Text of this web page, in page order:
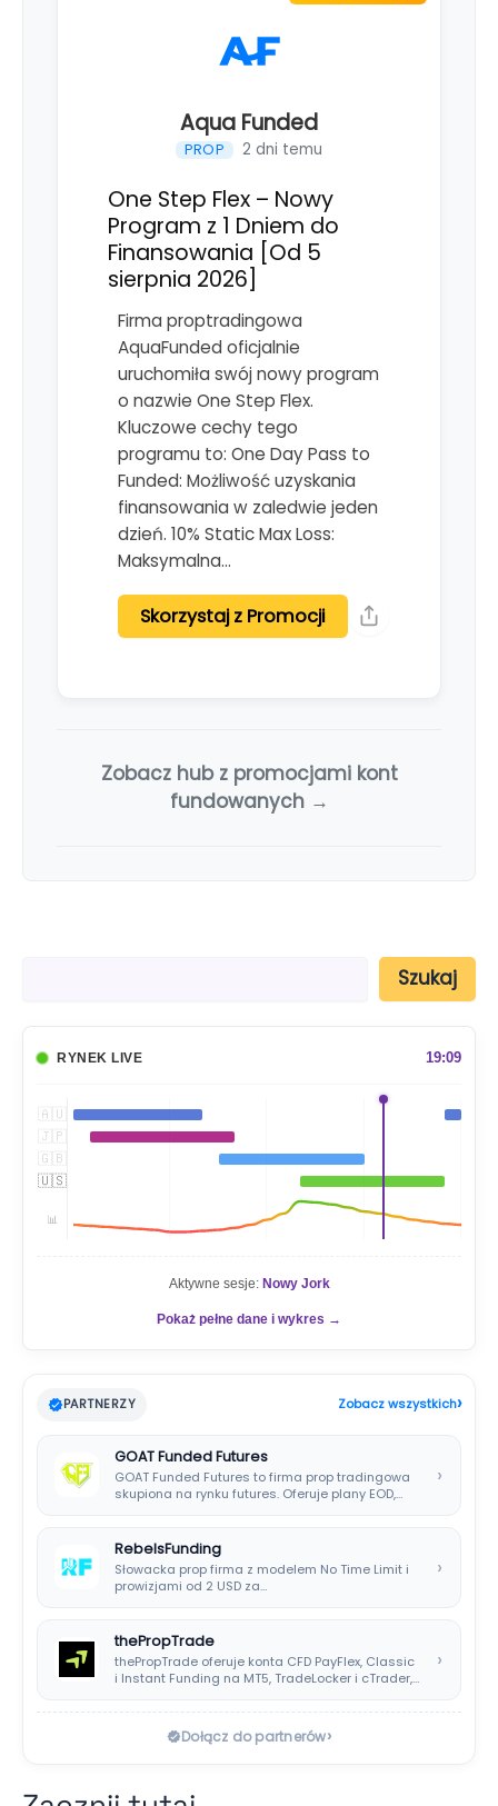
Aqua Funded
PROP 2 dni temu
One Step Flex – Nowy
Program z 1 Dniem do
Finansowania [Od 5
sierpnia 2026]
Firma proptradingowa
AquaFunded oficjalnie
uruchomiła swój nowy program
o nazwie One Step Flex.
Kluczowe cechy tego
programu to: One Day Pass to
Funded: Możliwość uzyskania
finansowania w zaledwie jeden
dzień. 10% Static Max Loss:
Maksymalna…
Skorzystaj z Promocji
Zobacz hub z promocjami kont
fundowanych →
Szukaj
RYNEK LIVE 19:09
🇦🇺
🇯🇵
🇬🇧
🇺🇸
📊
Aktywne sesje: Nowy Jork
Pokaż pełne dane i wykres →
PARTNERZY Zobacz wszystkich›
GOAT Funded Futures
GOAT Funded Futures to firma prop tradingowa
skupiona na rynku futures. Oferuje plany EOD,…
›
RebelsFunding
Słowacka prop firma z modelem No Time Limit i
prowizjami od 2 USD za…
›
thePropTrade
thePropTrade oferuje konta CFD PayFlex, Classic
i Instant Funding na MT5, TradeLocker i cTrader,…
›
Dołącz do partnerów›